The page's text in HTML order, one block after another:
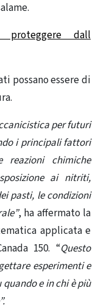
dall
possano essere di
per futuri
i principali fattori
reazioni chimiche
ai nitriti,
pasti, le condizioni
, ha affermato la
applicata e
150. “Questo
esperimenti e
e in chi è più